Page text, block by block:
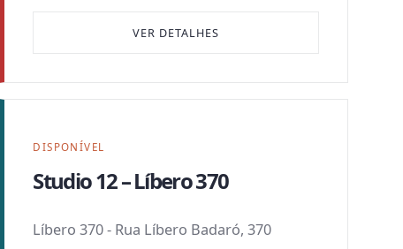
VER DETALHES
DISPONÍVEL
Studio 12 – Líbero 370
Líbero 370- Rua Líbero Badaró, 370